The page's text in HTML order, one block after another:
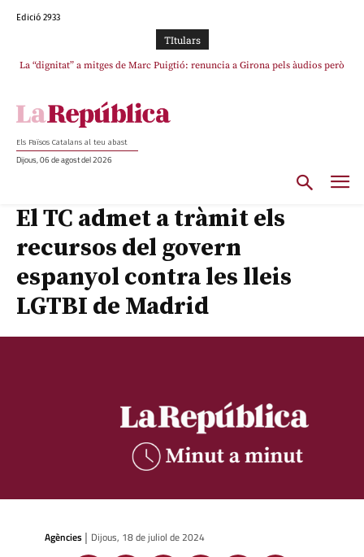
Edició 2933
TItulars
Junts exigeix que Catalunya quedi “fora” del repartiment dels menors
Els Països Catalans al teu abast
Dijous, 06 de agost del 2026
El TC admet a tràmit els
recursos del govern
espanyol contra les lleis
LGTBI de Madrid
Agències | Dijous, 18 de juliol de 2024